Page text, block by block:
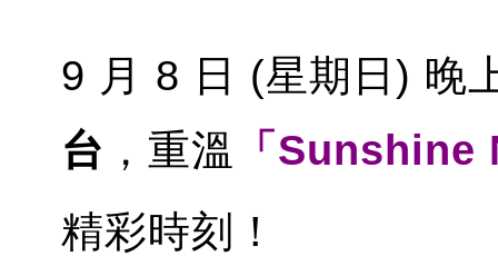
9 月 8 日 (星期日) 晚
台 ，重溫
「
精彩時刻！